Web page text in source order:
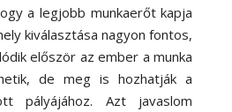
a legjobb munkaerőt kapja
kiválasztása nagyon fontos,
először az ember a munka
de meg is hozhatják a
pályájához. Azt javaslom